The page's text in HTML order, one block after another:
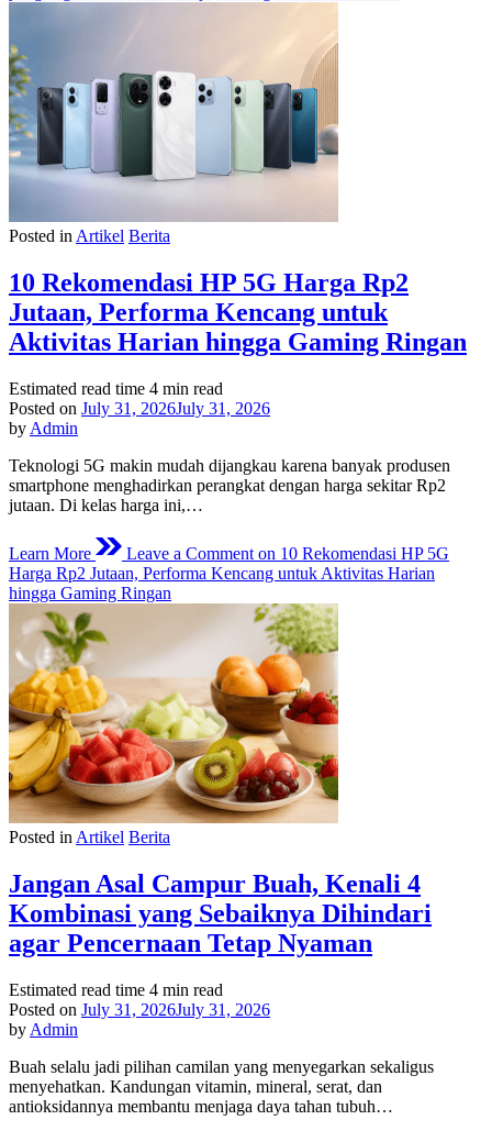
Posted in Artikel Berita
10 Rekomendasi HP 5G Harga Rp2
Jutaan, Performa Kencang untuk
Aktivitas Harian hingga Gaming Ringan
Estimated read time 4 min read
Posted on July 31, 2026July 31, 2026
by Admin
Teknologi 5G makin mudah dijangkau karena banyak produsen
smartphone menghadirkan perangkat dengan harga sekitar Rp2
jutaan. Di kelas harga ini,…
Learn More Leave a Comment on 10 Rekomendasi HP 5G
Harga Rp2 Jutaan, Performa Kencang untuk Aktivitas Harian
hingga Gaming Ringan
Posted in Artikel Berita
Jangan Asal Campur Buah, Kenali 4
Kombinasi yang Sebaiknya Dihindari
agar Pencernaan Tetap Nyaman
Estimated read time 4 min read
Posted on July 31, 2026July 31, 2026
by Admin
Buah selalu jadi pilihan camilan yang menyegarkan sekaligus
menyehatkan. Kandungan vitamin, mineral, serat, dan
antioksidannya membantu menjaga daya tahan tubuh…